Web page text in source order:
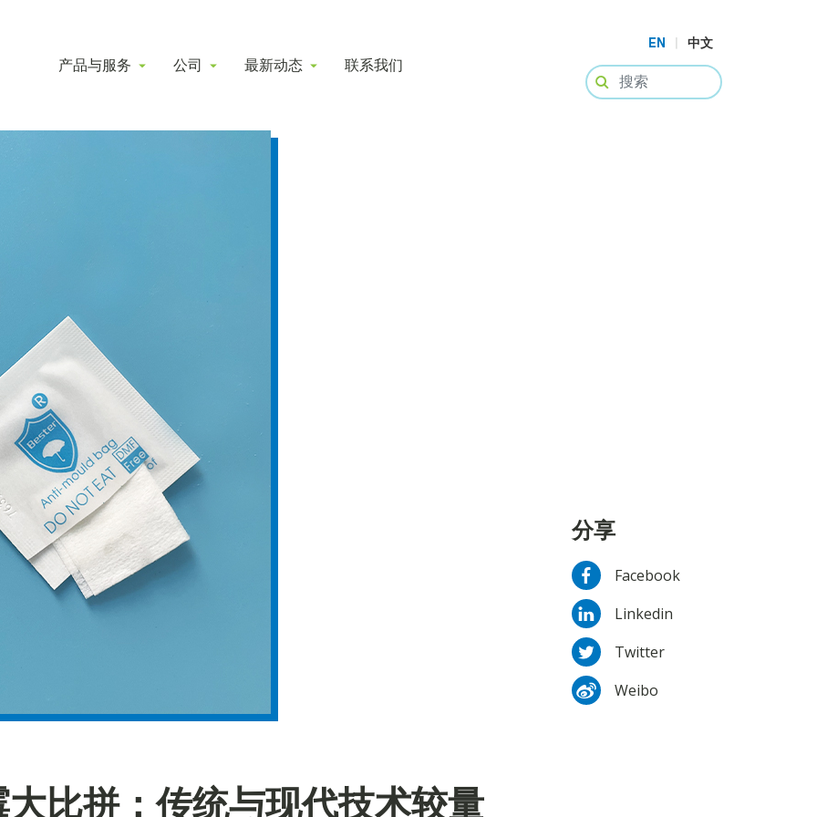
产品与服务 公司 最新动态 联系我们
EN 中文
分享
Facebook
Linkedin
Twitter
Weibo
比拼：传统与现代技术较量